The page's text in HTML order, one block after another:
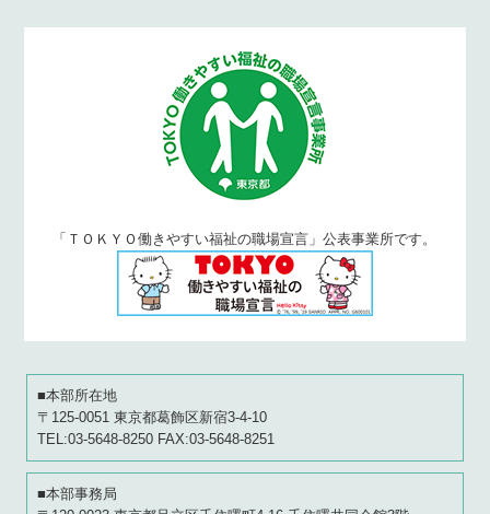
「ＴＯＫＹＯ働きやすい福祉の職場宣言」公表事業所です。
■本部所在地
〒125-0051 東京都葛飾区新宿3-4-10
TEL:03-5648-8250 FAX:03-5648-8251
■本部事務局